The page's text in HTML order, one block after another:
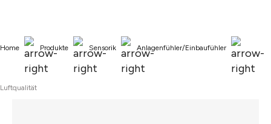
Home Produkte Sensorik Anlagenfühler/Einbaufühler
Luftqualität